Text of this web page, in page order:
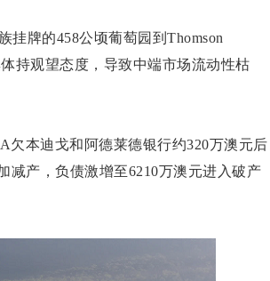
牌的458公顷葡萄园到Thomson
持观望态度，导致中端市场流动性枯
欠本迪戈和阿德莱德银行约320万澳元后
减产，负债激增至6210万澳元进入破产